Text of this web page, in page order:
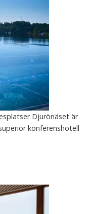
Djurönäset är
konferenshotell